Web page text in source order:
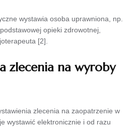
wystawia osoba uprawniona, np.
opieki zdrowotnej,
[2].
zlecenia na wyroby
zlecenia na zaopatrzenie w
wystawić elektronicznie i od razu